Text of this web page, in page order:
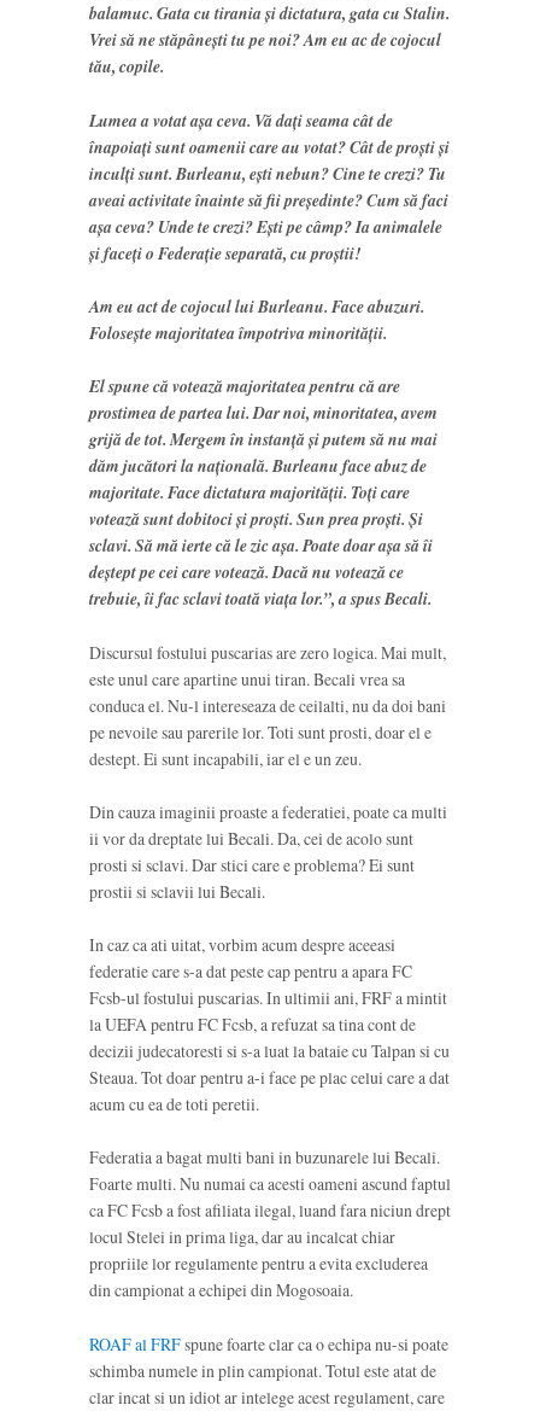
balamuc. Gata cu tirania și dictatura, gata cu Stalin.
Vrei să ne stăpânești tu pe noi? Am eu ac de cojocul
tău, copile.
Lumea a votat așa ceva. Vă dați seama cât de
înapoiați sunt oamenii care au votat? Cât de proști și
inculți sunt. Burleanu, ești nebun? Cine te crezi? Tu
aveai activitate înainte să fii președinte? Cum să faci
așa ceva? Unde te crezi?Ești pe câmp? Ia animalele
și faceți o Federație separată, cu proștii!
Am eu act de cojocul lui Burleanu. Face abuzuri.
Folosește majoritatea împotriva minorității.
El spune că votează majoritatea pentru că are
prostimea de partea lui.Dar noi, minoritatea, avem
grijă de tot. Mergem în instanță și putem să nu mai
dăm jucători la națională. Burleanu face abuz de
majoritate. Face dictatura majorității. Toți care
votează sunt dobitoci și proști. Sun prea proști. Și
sclavi. Să mă ierte că le zic așa. Poate doar așa să îi
deștept pe cei care votează. Dacă nu votează ce
trebuie, îi fac sclavi toată viața lor.”, a spus Becali.
Discursul fostului puscarias are zero logica. Mai mult,
este unul care apartine unui tiran. Becali vrea sa
conduca el. Nu-l intereseaza de ceilalti, nu da doi bani
pe nevoile sau parerile lor. Toti sunt prosti, doar el e
destept. Ei sunt incapabili, iar el e un zeu.
Din cauza imaginii proaste a federatiei, poate ca multi
ii vor da dreptate lui Becali. Da, cei de acolo sunt
prosti si sclavi. Dar stici care e problema? Ei sunt
prostii si sclavii lui Becali.
In caz ca ati uitat, vorbim acum despre aceeasi
federatie care s-a dat peste cap pentru a apara FC
Fcsb-ul fostului puscarias. In ultimii ani, FRF a mintit
la UEFA pentru FC Fcsb, a refuzat sa tina cont de
decizii judecatoresti si s-a luat la bataie cu Talpan si cu
Steaua. Tot doar pentru a-i face pe plac celui care a dat
acum cu ea de toti peretii.
Federatia a bagat multi bani in buzunarele lui Becali.
Foarte multi. Nu numai ca acesti oameni ascund faptul
ca FC Fcsb a fost afiliata ilegal, luand fara niciun drept
locul Stelei in prima liga, dar au incalcat chiar
propriile lor regulamente pentru a evita excluderea
din campionat a echipei din Mogosoaia.
ROAF al FRFspune foarte clar ca o echipa nu-si poate
schimba numele in plin campionat. Totul este atat de
clar incat si un idiot ar intelege acest regulament, care